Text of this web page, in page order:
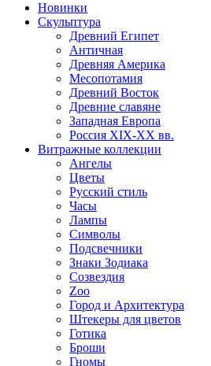
Новинки
Скульптура
Древний Египет
Античная
Древняя Америка
Месопотамия
Древний Восток
Древние славяне
Западная Европа
Россия XIX-XX вв.
Витражные коллекции
Ангелы
Цветы
Русский стиль
Часы
Лампы
Символы
Подсвечники
Знаки Зодиака
Созвездия
Zoo
Город и Архитектура
Штекеры для цветов
Готика
Броши
Гномы